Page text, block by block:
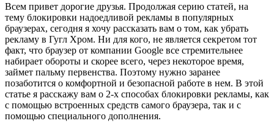
Всем привет дорогие друзья. Продолжая серию статей, на
тему блокировки надоедливой рекламы в популярных
браузерах, сегодня я хочу рассказать вам о том, как убрать
рекламу в Гугл Хром. Ни для кого, не является секретом тот
факт, что браузер от компании Google все стремительнее
набирает обороты и скорее всего, через некоторое время,
займет пальму первенства. Поэтому нужно заранее
позаботится о комфортной и безопасной работе в нем. В этой
статье я расскажу вам о 2-х способах блокировки рекламы, как
с помощью встроенных средств самого браузера, так и с
помощью специального дополнения.